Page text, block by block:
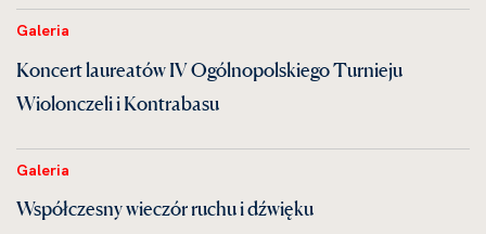
Galeria
Koncert laureatów IV Ogólnopolskiego Turnieju
Wiolonczeli i Kontrabasu
Galeria
Współczesny wieczór ruchu i dźwięku